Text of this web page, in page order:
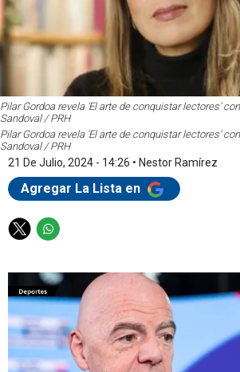
Pilar Gordoa revela 'El arte de conquistar lectores'
Sandoval / PRH
Pilar Gordoa revela 'El arte de conquistar lectores'
Sandoval / PRH
21 De Julio, 2024 - 14:26 • Nestor Ramírez
Agregar La Lista en
T
i
t
t
e
r
W
a
t
s
a
p
p